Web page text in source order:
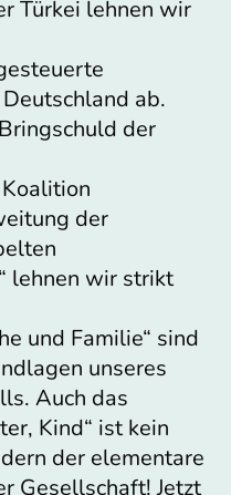
Türkei lehnen wir
ab.
der
der
lehnen wir strikt
und Familie“ sind
unseres
Auch das
Kind“ ist kein
der elementare
Gesellschaft! Jetzt